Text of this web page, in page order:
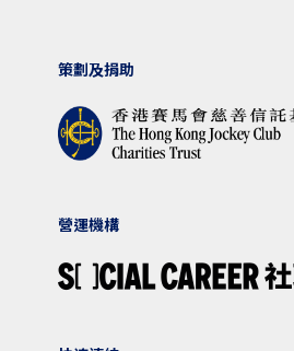
策劃及捐助
營運機構